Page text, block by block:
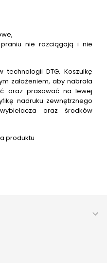
nie rozciągają i nie
technologii DTG. Koszulkę
założeniem, aby nabrała
oraz prasować na lewej
nadruku zewnętrznego
oraz środków
